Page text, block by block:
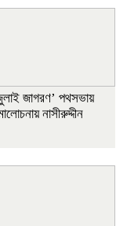
জাগরণ’ পথসভায়
নাসীরুদ্দীন